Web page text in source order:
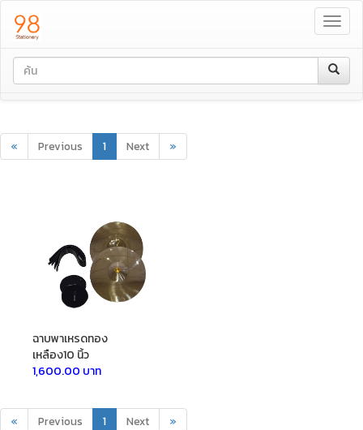
« Previous 1 Next »
ฉาบพาเหรดทอง
เหลือง10 นิ้ว
1,600.00 บาท
« Previous 1 Next »